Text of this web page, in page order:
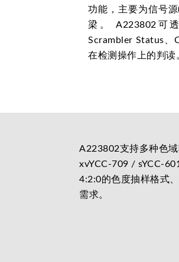
功能，主要为信号
梁。 A223802可
Scrambler Status、
在检测操作上的判读
A223802支持多种色
xvYCC-709 / sYCC-
4:2:0的色度抽样格式
需求。